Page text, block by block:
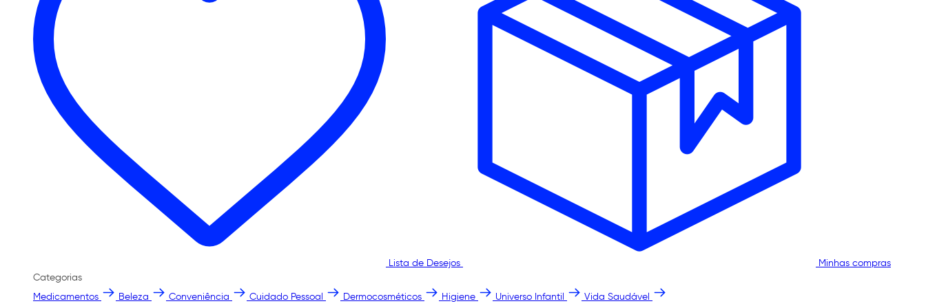
Lista de Desejos
Minhas compras
Categorias
Medicamentos
Beleza Conveniência Cuidado Pessoal Dermocosméticos Higiene Universo Infantil Vida Saudável